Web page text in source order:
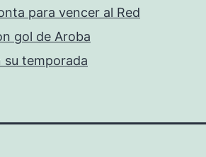
para vencer al Red
gol de Aroba
su temporada